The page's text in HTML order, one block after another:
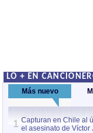
LO + EN
Más nuevo
1 Capturan en Chile al
el asesinato de Víctor